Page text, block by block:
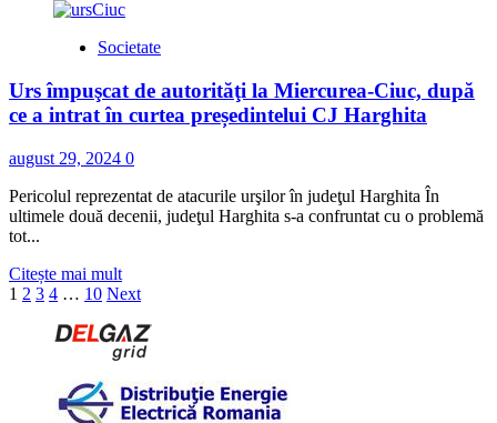
about
s-
calificat,
în
premieră,
în
grupele
Cupei
României
Societate
Urs împuşcat de autorităţi la Miercurea-Ciuc, după
ce a intrat în curtea președintelui CJ Harghita
august 29, 2024 0
Pericolul reprezentat de atacurile urşilor în judeţul Harghita În
ultimele două decenii, judeţul Harghita s-a confruntat cu o problemă
tot...
Citește mai multRead
more
Urs
împuşcat
autorităţi
la
Paginație
articole
1 2 3 4 … 10 Next